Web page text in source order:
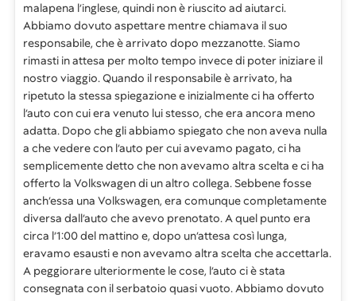
malapena l’inglese, quindi non è riuscito ad aiutarci.
Abbiamo dovuto aspettare mentre chiamava il suo
responsabile, che è arrivato dopo mezzanotte. Siamo
rimasti in attesa per molto tempo invece di poter iniziare il
nostro viaggio. Quando il responsabile è arrivato, ha
ripetuto la stessa spiegazione e inizialmente ci ha offerto
l’auto con cui era venuto lui stesso, che era ancora meno
adatta. Dopo che gli abbiamo spiegato che non aveva nulla
a che vedere con l’auto per cui avevamo pagato, ci ha
semplicemente detto che non avevamo altra scelta e ci ha
offerto la Volkswagen di un altro collega. Sebbene fosse
anch’essa una Volkswagen, era comunque completamente
diversa dall’auto che avevo prenotato. A quel punto era
circa l’1:00 del mattino e, dopo un’attesa così lunga,
eravamo esausti e non avevamo altra scelta che accettarla.
A peggiorare ulteriormente le cose, l’auto ci è stata
consegnata con il serbatoio quasi vuoto. Abbiamo dovuto